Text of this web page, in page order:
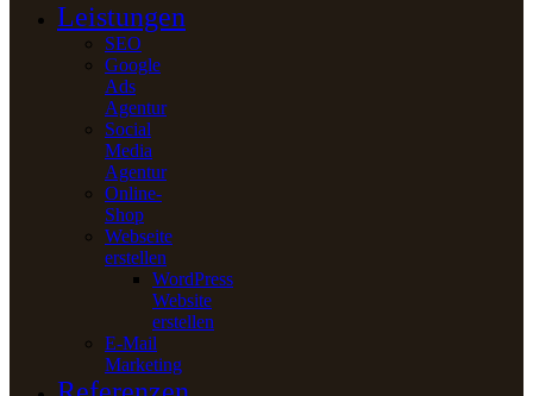
Leistungen
SEO
Google
Ads
Agentur
Social
Media
Agentur
Online-
Shop
Webseite
erstellen
WordPress
Website
erstellen
E-Mail
Marketing